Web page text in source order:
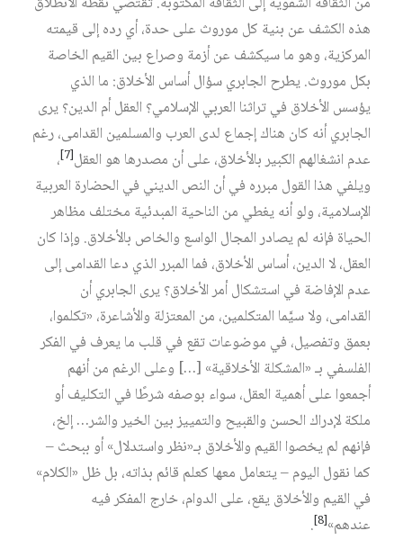
هذه الكشف عن بنية كل موروث على حدة، أي رده إلى قيمته
المركزية، وهو ما سيكشف عن أزمة وصراع بين القيم الخاصة
بكل موروث. يطرح الجابري سؤال أساس الأخلاق: ما الذي
يؤسس الأخلاق في تراثنا العربي الإسلامي؟ العقل أم الدين؟ يرى
الجابري أنه كان هناك إجماع لدى العرب والمسلمين القدامى، رغم
عدم انشغالهم الكبير بالأخلاق، على أن مصدرها هو العقل‏[7] ،
ويلفي هذا القول مبرره في أن النص الديني في الحضارة العربية
الإسلامية، ولو أنه يغطي من الناحية المبدئية مختلف مظاهر
الحياة فإنه لم يصادر المجال الواسع والخاص بالأخلاق. وإذا كان
العقل، لا الدين، أساس الأخلاق، فما المبرر الذي دعا القدامى إلى
عدم الإفاضة في استشكال أمر الأخلاق؟ يرى الجابري أن
القدامى، ولا سيَّما المتكلمين، من المعتزلة والأشاعرة، «تكلموا،
بعمق وتفصيل، في موضوعات تقع في قلب ما يعرف في الفكر
الفلسفي بـ «المشكلة الأخلاقية» […] وعلى الرغم من أنهم
أجمعوا على أهمية العقل، سواء بوصفه شرطًا في التكليف أو
ملكة لإدراك الحسن والقبيح والتمييز بين الخير والشر… إلخ،
فإنهم لم يخصوا القيم والأخلاق بـ«نظر واستدلال» أو ببحث –
كما نقول اليوم – يتعامل معها كعلم قائم بذاته، بل ظل «الكلام»
في القيم والأخلاق يقع، على الدوام، خارج المفكر فيه
عندهم»‏[8]
.